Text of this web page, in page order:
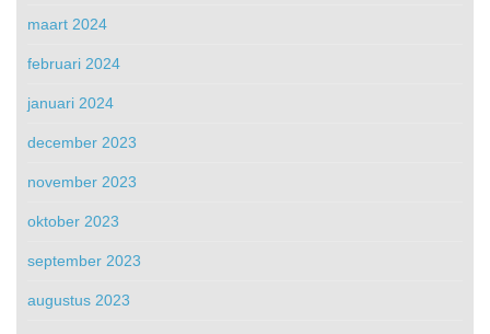
maart 2024
februari 2024
januari 2024
december 2023
november 2023
oktober 2023
september 2023
augustus 2023